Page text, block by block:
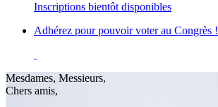
Inscriptions bientôt disponibles
Adhérez pour pouvoir voter au Congrès !
Mesdames, Messieurs,
Chers amis,